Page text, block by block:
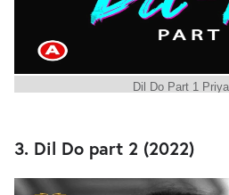
Dil Do Part 1
3. Dil Do part 2 (2022)